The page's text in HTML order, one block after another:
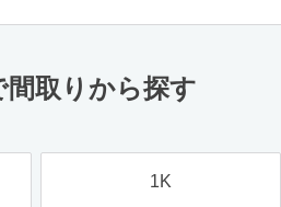
間取りから探す
1K